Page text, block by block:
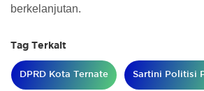
berkelanjutan.
Tag Terkait
DPRD Kota Ternate Sartini Politisi